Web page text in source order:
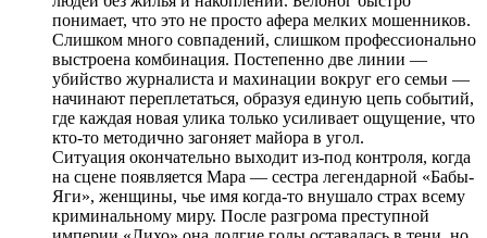
понимает, что это не просто афера мелких мошенников.
Слишком много совпадений, слишком профессионально
выстроена комбинация. Постепенно две линии —
убийство журналиста и махинации вокруг его семьи —
начинают переплетаться, образуя единую цепь событий,
где каждая новая улика только усиливает ощущение, что
кто-то методично загоняет майора в угол.
Ситуация окончательно выходит из-под контроля, когда
на сцене появляется Мара — сестра легендарной «Бабы-
Яги», женщины, чье имя когда-то внушало страх всему
криминальному миру. После разгрома преступной